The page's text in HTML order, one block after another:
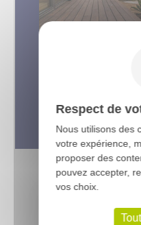
Pourquoi choisir
bambou pour cet
Respect de
Nous utilisons des
votre expérience,
proposer des
pouvez accepter,
vos choix.